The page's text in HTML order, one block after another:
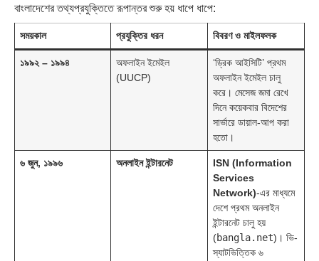
বাংলাদেশের তথ্যপ্রযুক্তিতে রূপান্তর শুরু হয় ধাপে ধাপে:
সময়কাল প্রযুক্তির ধরন বিবরণ ও মাইলফলক
১৯৯২ – ১৯৯৪
অফলাইন ইমেইল
(UUCP)
‘ড্রিক আইসিটি’ প্রথম
অফলাইন ইমেইল চালু
করে। মেসেজ জমা রেখে
দিনে কয়েকবার বিদেশের
সার্ভারে ডায়াল-আপ করা
হতো।
৬ জুন, ১৯৯৬ অনলাইন ইন্টারনেট
ISN (Information
Services
Network)-এর মাধ্যমে
দেশে প্রথম অনলাইন
ইন্টারনেট চালু হয়
(bangla.net)। ভি-
স্যাটভিত্তিক ৬